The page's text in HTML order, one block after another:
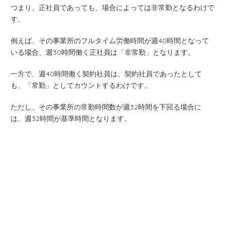
つまり、正社員であっても、場合によっては非常勤となるわけで
す。
例えば、その事業所のフルタイム労働時間が週40時間となって
いる場合、週30時間働く正社員は「非常勤」となります。
一方で、週40時間働く契約社員は、契約社員であったとして
も、「常勤」としてカウントするわけです。
ただし、その事業所の常勤時間数が週32時間を下回る場合に
は、週32時間が基準時間となります。